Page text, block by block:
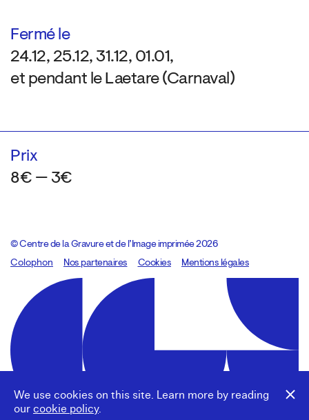
We use cookies on this site. Learn more by reading
our cookie policy.
Fermé le
24.12, 25.12, 31.12, 01.01,
et pendant le Laetare (Carnaval)
Prix
8€ — 3€
© Centre de la Gravure et de l’Image imprimée 2026
Colophon
Design:Marcel Kaczmarek, code:8080.studio
Nos partenaires Cookies Mentions légales